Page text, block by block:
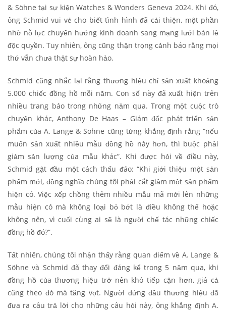
& Söhne tại sự kiện Watches & Wonders Geneva 2024. Khi đó,
ông Schmid vui vẻ cho biết tình hình đã cải thiện, một phần
nhờ nỗ lực chuyển hướng kinh doanh sang mạng lưới bán lẻ
độc quyền. Tuy nhiên, ông cũng thận trọng cảnh báo rằng mọi
thứ vẫn chưa thật sự hoàn hảo.
Schmid cũng nhắc lại rằng thương hiệu chỉ sản xuất khoảng
5.000 chiếc đồng hồ mỗi năm. Con số này đã xuất hiện trên
nhiều trang báo trong những năm qua. Trong một cuộc trò
chuyện khác, Anthony De Haas – Giám đốc phát triển sản
phẩm của A. Lange & Söhne cũng từng khẳng định rằng “nếu
muốn sản xuất nhiều mẫu đồng hồ này hơn, thì buộc phải
giảm sản lượng của mẫu khác”. Khi được hỏi về điều này,
Schmid gật đầu một cách thấu đáo: “Khi giới thiệu một sản
phẩm mới, đồng nghĩa chúng tôi phải cắt giảm một sản phẩm
hiện có. Việc xếp chồng thêm nhiều mẫu mã mới lên những
mẫu hiện có mà không loại bỏ bớt là điều không thể hoặc
không nên, vì cuối cùng ai sẽ là người chế tác những chiếc
đồng hồ đó?”.
Tất nhiên, chúng tôi nhận thấy rằng quan điểm về A. Lange &
Söhne và Schmid đã thay đổi đáng kể trong 5 năm qua, khi
đồng hồ của thương hiệu trở nên khó tiếp cận hơn, giá cả
cũng theo đó mà tăng vọt. Người đứng đầu thương hiệu đã
đưa ra câu trả lời cho những câu hỏi này, ông khẳng định A.